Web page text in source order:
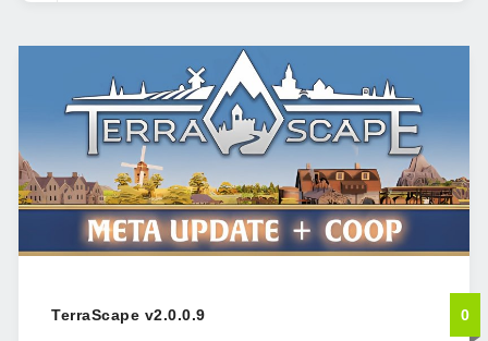
TerraScape v2.0.0.9 0